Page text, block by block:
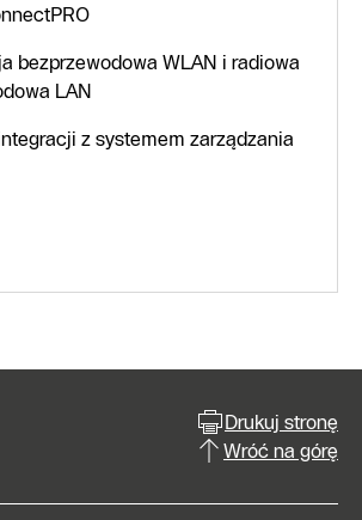
bezprzewodowa WLAN i radiowa
LAN
z systemem zarządzania
Drukuj stronę
Wróć na górę